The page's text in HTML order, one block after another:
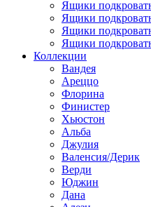
Ящики
Ящики
Ящики
Ящики
Коллекции
Вандея
Ареццо
Флорина
Финистер
Хьюстон
Альба
Джулия
Валенсия/Дерик
Верди
Юджин
Дана